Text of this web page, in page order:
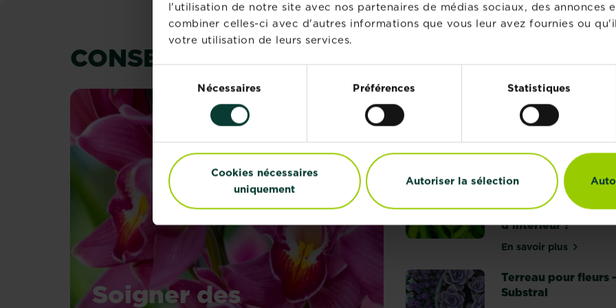
l'utilisation de notre site avec nos partenaires de médias sociaux, des annonces
combiner celles-ci avec d'autres informations que vous leur avez fournies ou
votre utilisation de leurs services.
du
consentement
Nécessaires Préférences Statistiques
Cookies nécessaires
uniquement
Autoriser la sélection
CONSEILS ET INSPIRATIONS
Soigner des
Plantes d’intérieur:
au vert toute l’année
Comment choisir la
meilleure nourriture
pour vos plantes
d’intérieur ?
En savoir plussur Comment
Terreau pour fleurs -
Substral